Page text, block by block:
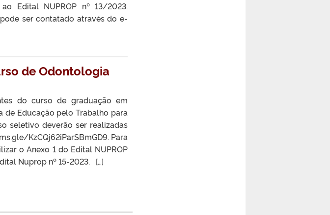
Edital NUPROP nº 13/2023.
ser contatado através do e-
de Odontologia
do curso de graduação em
Educação pelo Trabalho para
seletivo deverão ser realizadas
KzCQj62iParSBmGD9. Para
o Anexo 1 do Edital NUPROP
Nuprop nº 15-2023. […]